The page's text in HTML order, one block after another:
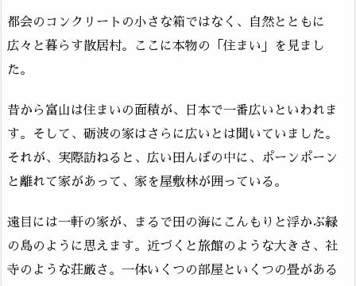
都会のコンクリートの小さな箱ではなく、自然とともに
広々と暮らす散居村。ここに本物の「住まい」を見まし
た。
昔から富山は住まいの面積が、日本で一番広いといわれま
す。そして、砺波の家はさらに広いとは聞いていました。
それが、実際訪ねると、広い田んぼの中に、ポーンポーン
と離れて家があって、家を屋敷林が囲っている。
遠目には一軒の家が、まるで田の海にこんもりと浮かぶ緑
の島のように思えます。近づくと旅館のような大きさ、社
寺のような荘厳さ。一体いくつの部屋といくつの畳がある